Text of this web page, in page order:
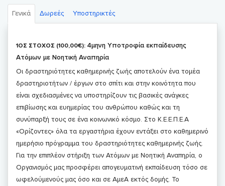
Γενικά Δωρεές Υποστηρικτές
1ΟΣ ΣΤΟΧΟΣ (100,00€): 4μηνη Υποτροφία εκπαίδευσης
Ατόμων με Νοητική Αναπηρία
Οι δραστηριότητες καθημερινής ζωής αποτελούν ένα τομέα
δραστηριοτήτων / έργων στο σπίτι και στην κοινότητα που
είναι σχεδιασμένες να υποστηρίζουν τις βασικές ανάγκες
επιβίωσης και ευημερίας του ανθρώπου καθώς και τη
συνύπαρξή τους σε ένα κοινωνικό κόσμο. Στο Κ.Ε.Ε.Π.Ε.Α
«Ορίζοντες» όλα τα εργαστήρια έχουν εντάξει στο καθημερινό
ημερήσιο πρόγραμμα του δραστηριότητες καθημερινής ζωής.
Για την επιπλέον στήριξη των Ατόμων με Νοητική Αναπηρία, ο
Οργανισμός μας προσφέρει απογευματινή εκπαίδευση τόσο σε
ωφελούμενούς μας όσο και σε ΑμεΑ εκτός δομής. Το